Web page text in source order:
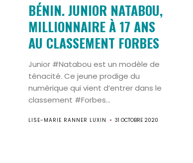
BÉNIN. JUNIOR NATABOU,
MILLIONNAIRE À 17 ANS
AU CLASSEMENT FORBES
Junior #Natabou est un modèle de
ténacité. Ce jeune prodige du
numérique qui vient d’entrer dans le
classement #Forbes...
LISE-MARIE RANNER LUXIN 31 OCTOBRE 2020